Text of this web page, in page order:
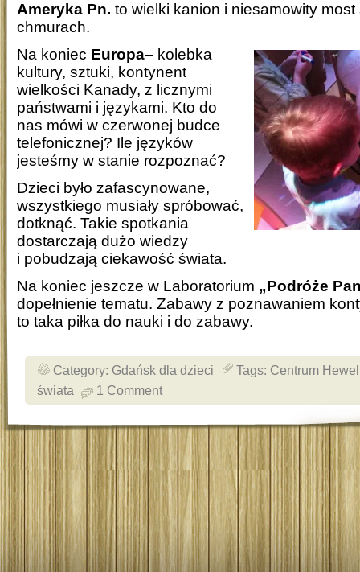
Ameryka Pn. to wielki kanion i niesamowity most
chmurach.
Na koniec Europa– kolebka
kultury, sztuki, kontynent
wielkości Kanady, z licznymi
państwami i językami. Kto do
nas mówi w czerwonej budce
telefonicznej? Ile języków
jesteśmy w stanie rozpoznać?
Dzieci było zafascynowane,
wszystkiego musiały spróbować,
dotknąć. Takie spotkania
dostarczają dużo wiedzy
i pobudzają ciekawość świata.
Na koniec jeszcze w Laboratorium „Podróże
dopełnienie tematu. Zabawy z poznawaniem
to taka piłka do nauki i do zabawy.
Category: Gdańsk dla dzieci Tags: Centrum
świata
1 Comment